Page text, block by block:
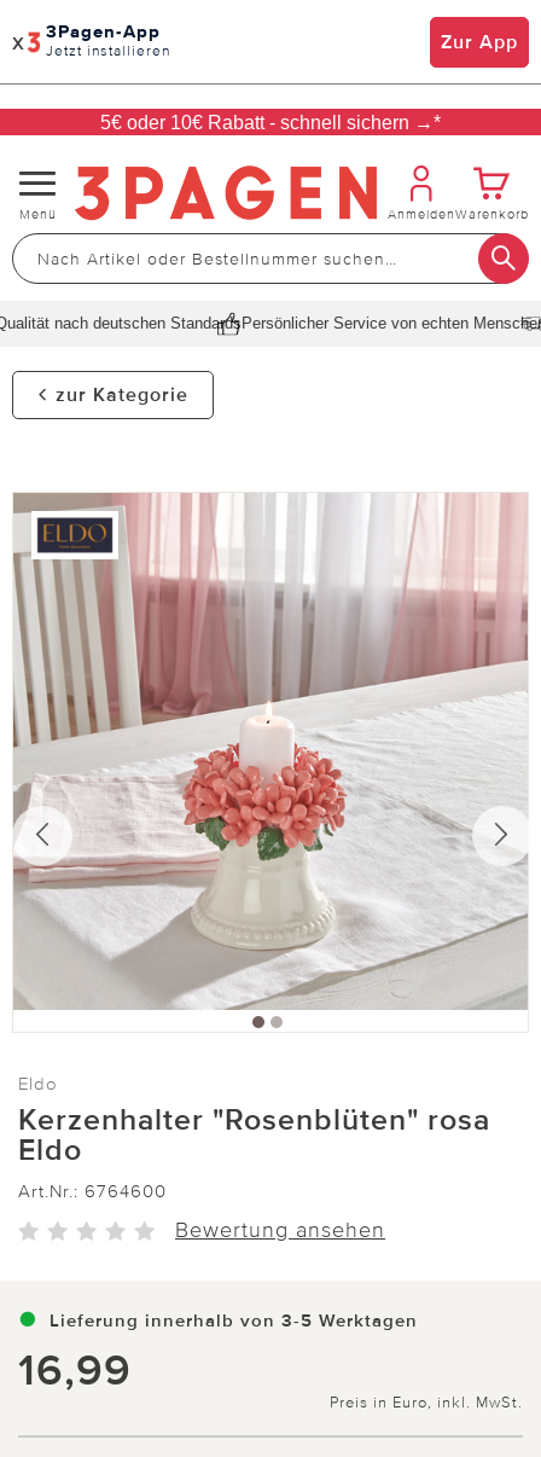
x 3Pagen-App
Jetzt installieren Zur App
5€ oder 10€ Rabatt - schnell sichern →*
Navigation
umschalten
Menü AnmeldenWarenkorb
nach deutschen StandardsPersönlicher Service von echten Menschen
zur Kategorie
Eldo
Kerzenhalter "Rosenblüten" rosa
Eldo
Art.Nr.: 6764600
Bewertung ansehen
Lieferung innerhalb von 3-5 Werktagen
16,99
Preis in Euro, inkl. MwSt.